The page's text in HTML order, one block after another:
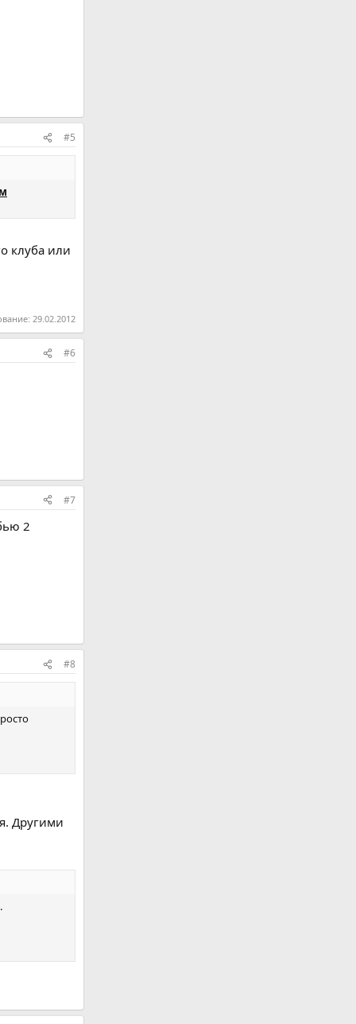
#5
клуба или
29.02.2012
#6
#7
2
#8
Другими